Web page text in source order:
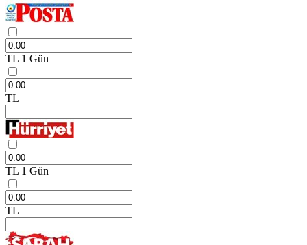
TL 1 Gün
TL
TL 1 Gün
TL